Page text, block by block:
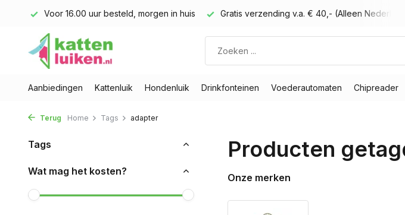
Voor 16.00 uur besteld, morgen in huis Gratis verzending v.a. € 40,- (Alleen Nederland)
Aanbiedingen Kattenluik Hondenluik Drinkfonteinen Voederautomaten Chipreader
Terug Home Tags adapter
Tags
Wat mag het kosten?
Producten
Onze merken